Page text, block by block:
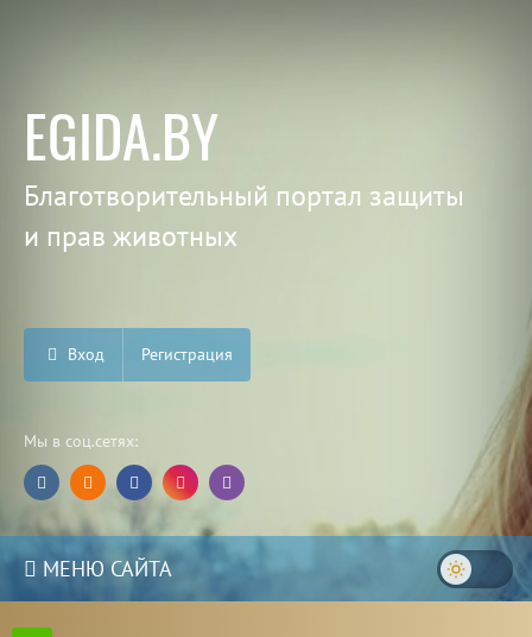
EGIDA.BY
Благотворительный портал защиты
и прав животных
Вход Регистрация
Мы в соц.сетях:
МЕНЮ САЙТА